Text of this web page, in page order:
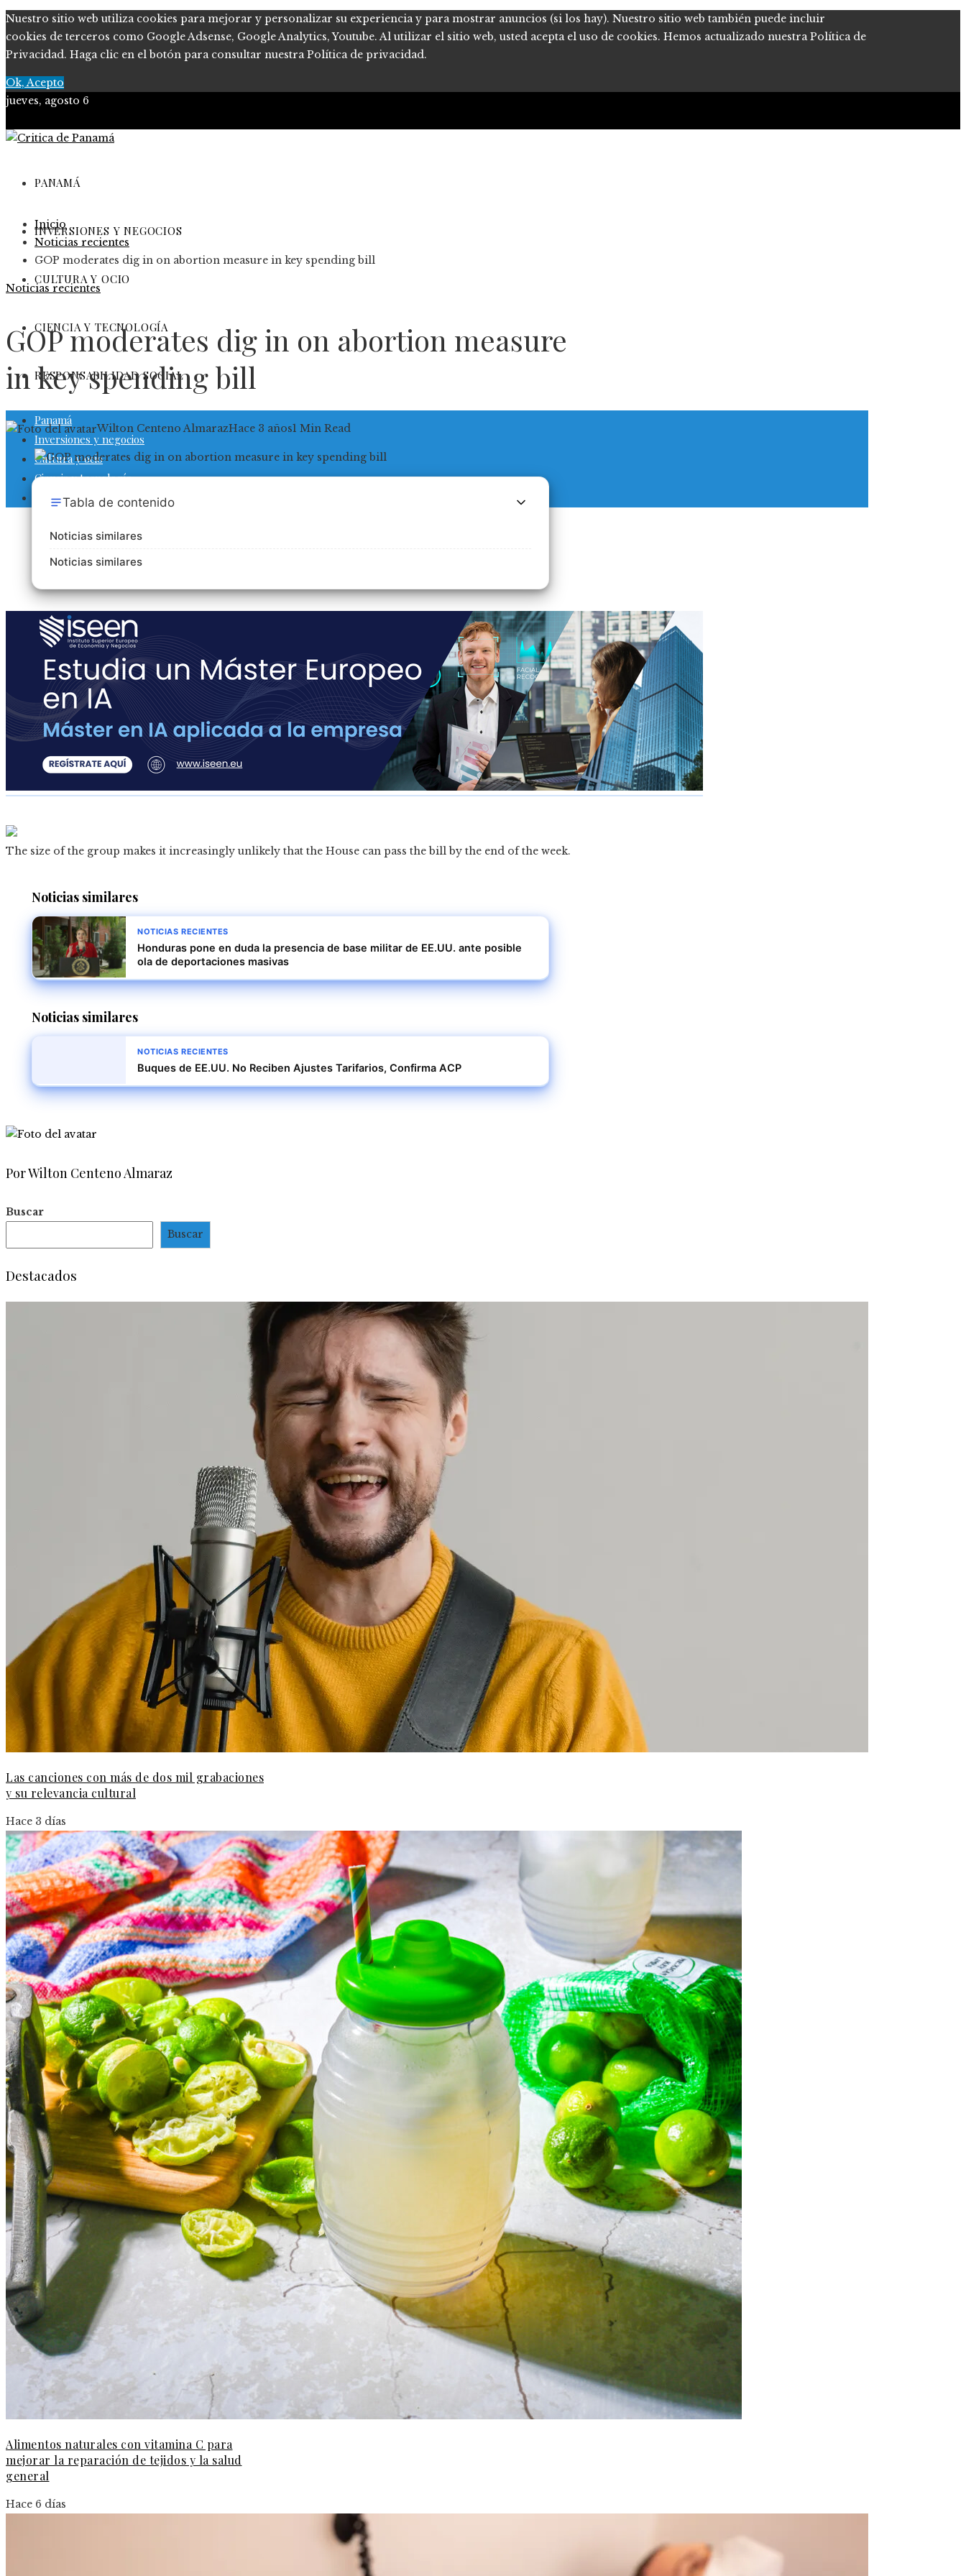
Nuestro sitio web utiliza cookies para mejorar y personalizar su experiencia y para mostrar anuncios (si los hay). Nuestro sitio web también puede incluir
cookies de terceros como Google Adsense, Google Analytics, Youtube. Al utilizar el sitio web, usted acepta el uso de cookies. Hemos actualizado nuestra Política de
Privacidad. Haga clic en el botón para consultar nuestra Política de privacidad.
Ok, Acepto
jueves, agosto 6
PANAMÁ
INVERSIONES Y NEGOCIOS
CULTURA Y OCIO
CIENCIA Y TECNOLOGÍA
RESPONSABILIDAD SOCIAL
Panamá
Inversiones y negocios
Cultura y ocio
Ciencia y tecnología
Responsabilidad social
Inicio
Noticias recientes
GOP moderates dig in on abortion measure in key spending bill
Noticias recientes
GOP moderates dig in on abortion measure
in key spending bill
Wilton Centeno AlmarazHace 3 años1 Min Read
Tabla de contenido
Noticias similares
Noticias similares
The size of the group makes it increasingly unlikely that the House can pass the bill by the end of the week.
Noticias similares
NOTICIAS RECIENTES
Honduras pone en duda la presencia de base militar de EE.UU. ante posible
ola de deportaciones masivas
Noticias similares
NOTICIAS RECIENTES
Buques de EE.UU. No Reciben Ajustes Tarifarios, Confirma ACP
Por Wilton Centeno Almaraz
Buscar
Buscar
Destacados
Las canciones con más de dos mil grabaciones
y su relevancia cultural
Hace 3 días
Alimentos naturales con vitamina C para
mejorar la reparación de tejidos y la salud
general
Hace 6 días